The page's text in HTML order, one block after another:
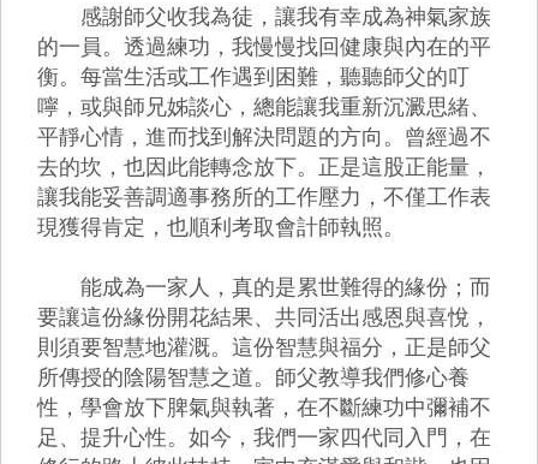
感謝師父收我為徒，讓我有幸成為神氣家族
的一員。透過練功，我慢慢找回健康與內在的平
衡。每當生活或工作遇到困難，聽聽師父的叮
嚀，或與師兄姊談心，總能讓我重新沉澱思緒、
平靜心情，進而找到解決問題的方向。曾經過不
去的坎，也因此能轉念放下。正是這股正能量，
讓我能妥善調適事務所的工作壓力，不僅工作表
現獲得肯定，也順利考取會計師執照。
能成為一家人，真的是累世難得的緣份；而
要讓這份緣份開花結果、共同活出感恩與喜悅，
則須要智慧地灌溉。這份智慧與福分，正是師父
所傳授的陰陽智慧之道。師父教導我們修心養
性，學會放下脾氣與執著，在不斷練功中彌補不
足、提升心性。如今，我們一家四代同入門，在